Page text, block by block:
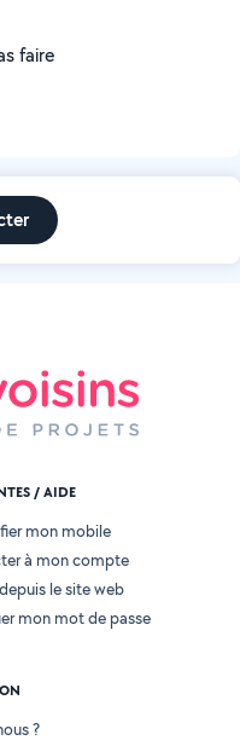
faire
/ AIDE
mon mobile
à mon compte
le site web
mon mot de passe
?